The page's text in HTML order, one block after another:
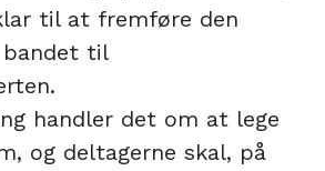
til at fremføre den
bandet til
handler det om at lege
og deltagerne skal, på